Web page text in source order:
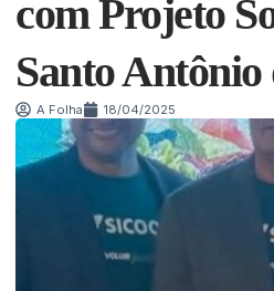
com Projeto
Santo Antônio
A Folha 18/04/2025